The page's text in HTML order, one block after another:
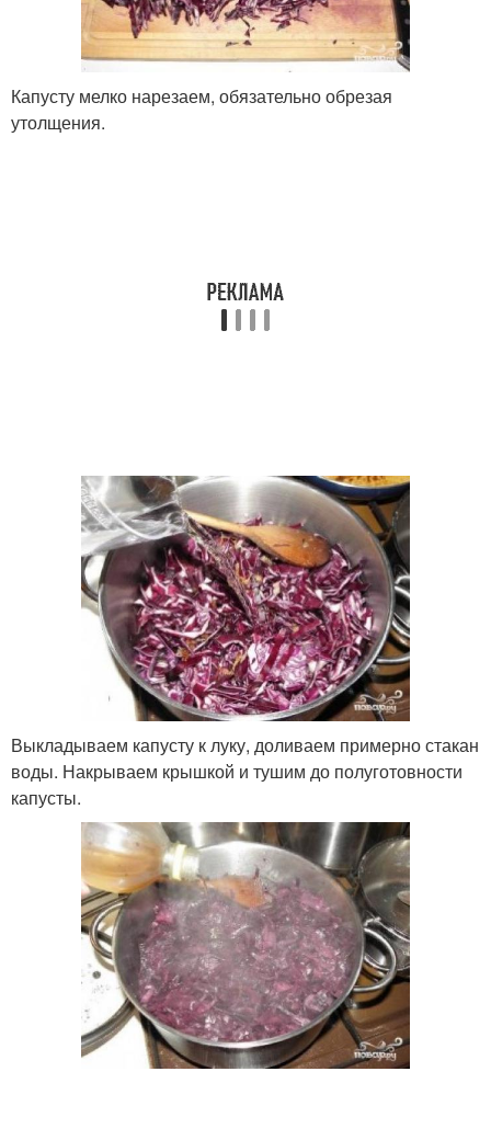
Капусту мелко нарезаем, обязательно обрезая
утолщения.
Выкладываем капусту к луку, доливаем примерно стакан
воды. Накрываем крышкой и тушим до полуготовности
капусты.